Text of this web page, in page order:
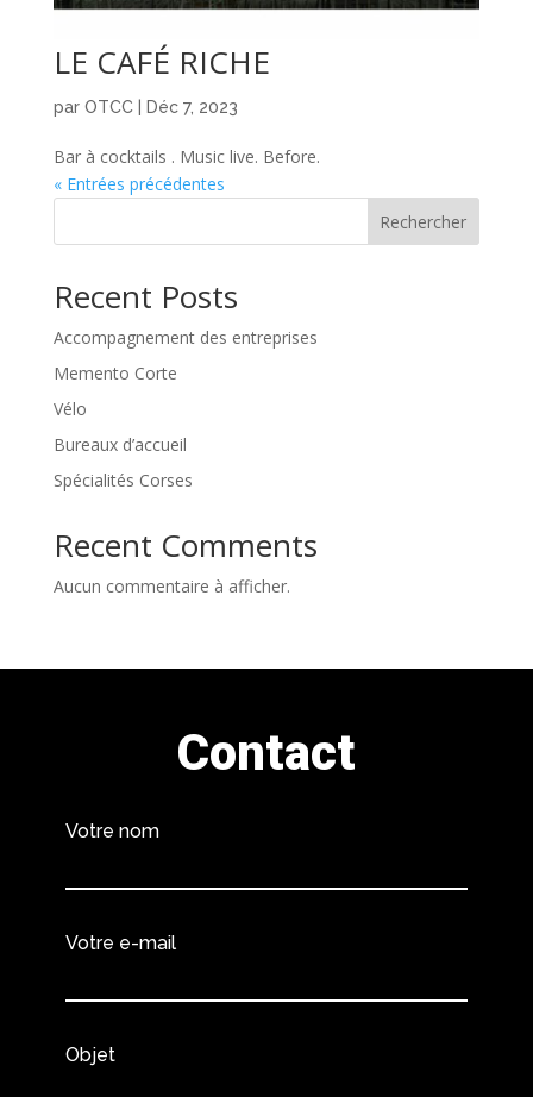
LE CAFÉ RICHE
par OTCC| Déc 7, 2023
Bar à cocktails . Music live. Before.
« Entrées précédentes
Rechercher
Recent Posts
Accompagnement des entreprises
Memento Corte
Vélo
Bureaux d’accueil
Spécialités Corses
Recent Comments
Aucun commentaire à afficher.
Contact
Votre nom
Votre e-mail
Objet